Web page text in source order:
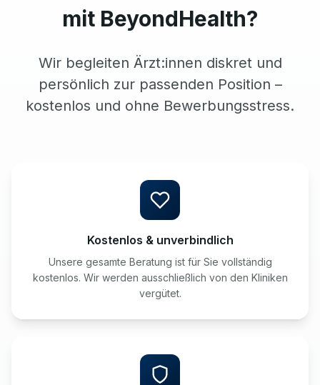
mit BeyondHealth?
Wir begleiten Ärzt:innen diskret und
persönlich zur passenden Position –
kostenlos und ohne Bewerbungsstress.
Kostenlos & unverbindlich
Unsere gesamte Beratung ist für Sie vollständig
kostenlos. Wir werden ausschließlich von den Kliniken
vergütet.